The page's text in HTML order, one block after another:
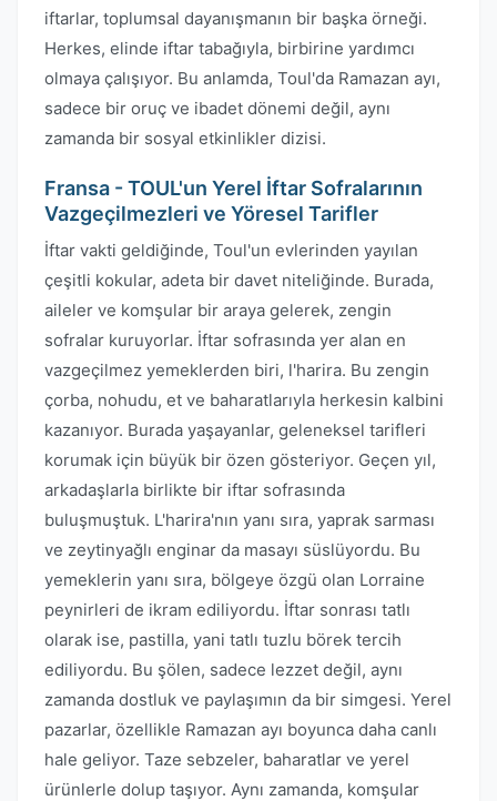
iftarlar, toplumsal dayanışmanın bir başka örneği.
Herkes, elinde iftar tabağıyla, birbirine yardımcı
olmaya çalışıyor. Bu anlamda, Toul'da Ramazan ayı,
sadece bir oruç ve ibadet dönemi değil, aynı
zamanda bir sosyal etkinlikler dizisi.
Fransa - TOUL'un Yerel İftar Sofralarının
Vazgeçilmezleri ve Yöresel Tarifler
İftar vakti geldiğinde, Toul'un evlerinden yayılan
çeşitli kokular, adeta bir davet niteliğinde. Burada,
aileler ve komşular bir araya gelerek, zengin
sofralar kuruyorlar. İftar sofrasında yer alan en
vazgeçilmez yemeklerden biri, l'harira. Bu zengin
çorba, nohudu, et ve baharatlarıyla herkesin kalbini
kazanıyor. Burada yaşayanlar, geleneksel tarifleri
korumak için büyük bir özen gösteriyor. Geçen yıl,
arkadaşlarla birlikte bir iftar sofrasında
buluşmuştuk. L'harira'nın yanı sıra, yaprak sarması
ve zeytinyağlı enginar da masayı süslüyordu. Bu
yemeklerin yanı sıra, bölgeye özgü olan Lorraine
peynirleri de ikram ediliyordu. İftar sonrası tatlı
olarak ise, pastilla, yani tatlı tuzlu börek tercih
ediliyordu. Bu şölen, sadece lezzet değil, aynı
zamanda dostluk ve paylaşımın da bir simgesi. Yerel
pazarlar, özellikle Ramazan ayı boyunca daha canlı
hale geliyor. Taze sebzeler, baharatlar ve yerel
ürünlerle dolup taşıyor. Aynı zamanda, komşular